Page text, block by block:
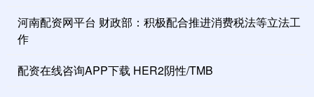
河南配资网平台 财政部：积极配合推进消费税法等立法工
作
配资在线咨询APP下载 HER2阴性/TMB